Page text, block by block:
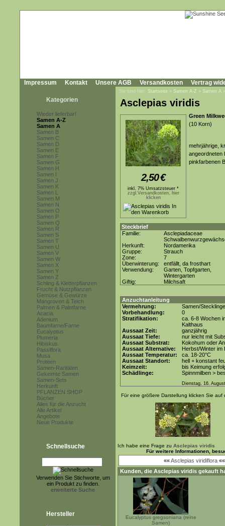
Impressum Kontakt Unsere AGB Versandkosten Vertrag
Kategorien
Wieder lieferbar!
Samen A-Z
Samen A
Samen B
Samen C
Samen D
Samen E
Samen F
Samen G
Samen H
Samen I
Samen J
Samen K
Samen L
Samen M
Samen N
Samen O
Samen P
Samen Q
Samen R
Samen S
Samen T
Samen U
Samen V
Samen W
Samen X
Samen Y
Samen Z
Schling & Kletterpflanzen
Frucht & Nutzpflanzen
Gemüse & Gewürze
Mangroven & Teich
Palmen & Palmfarne
Acacia
Adenium
Baumfarne/Farne
Eucalyptus
Plumeria
Hibiskus
Passiflora
Musa
Proteen
Samen-Raritäten
Gekeimte Samen
Samen-Sets
Herkunft
PFLANZEN SHOP
Bücher
Alles für die Anzucht
Alle Artikel
Angebote
Neue Produkte
Schnellsuche
Verwenden Sie Stichworte, um
ein Produkt zu finden.
erweiterte Suche
Hersteller
Sie sind hier: Startseite » Samen A-Z » Samen A
Asclepias viridis
2,50€
inkl. 7% Umsatzsteuer *
zzgl.Versandkosten, hier
klicken
Green
(10 Korn)
mehrjährige,
angeordneten
pinkfarbenen
Steckbrief
Familie:
Asclepiadaceae
Herkunft:
Nordamerika
Gruppe:
Strauch
Zone:
7
Überwinterung:
entfällt, da frosthart
Verwendung:
Garten, Topfgarten,
Wintergarten
Giftig:
Milchsaft
Anzuchtanleitung
Vermehrung:
Samen/Stecklinge
Vorbehandlung:
0
Stratifikation:
ca. 6-8 Wochen
Kalthaus
Aussaat Zeit:
ganzjährig
Aussaat Tiefe:
nur leicht mit
Aussaat Substrat:
Kokohum oder
Aussaat Alternative:
Herbst/Winter im
Aussaat Temperatur:
ca. 18-20°C
Aussaat Standort:
hell + konstant
Keimzeit:
bis Keimung
Schädlinge:
Spinnmilben >
Dienstag, 16.
Für eine größere Darstellung klicken Sie auf
Ich habe eine Frage zu Asclepias viridis
Für weitere Informationen,
««Asclepias viridiflora
Kunden, die Asclepias viridis gekauft
Eucalyptus gregsoniana (reine
Samen)